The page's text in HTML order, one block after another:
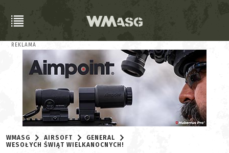
REKLAMA
WMASG AIRSOFT
GENERAL
WESOŁYCH ŚWIĄT WIELKANOCNYCH!